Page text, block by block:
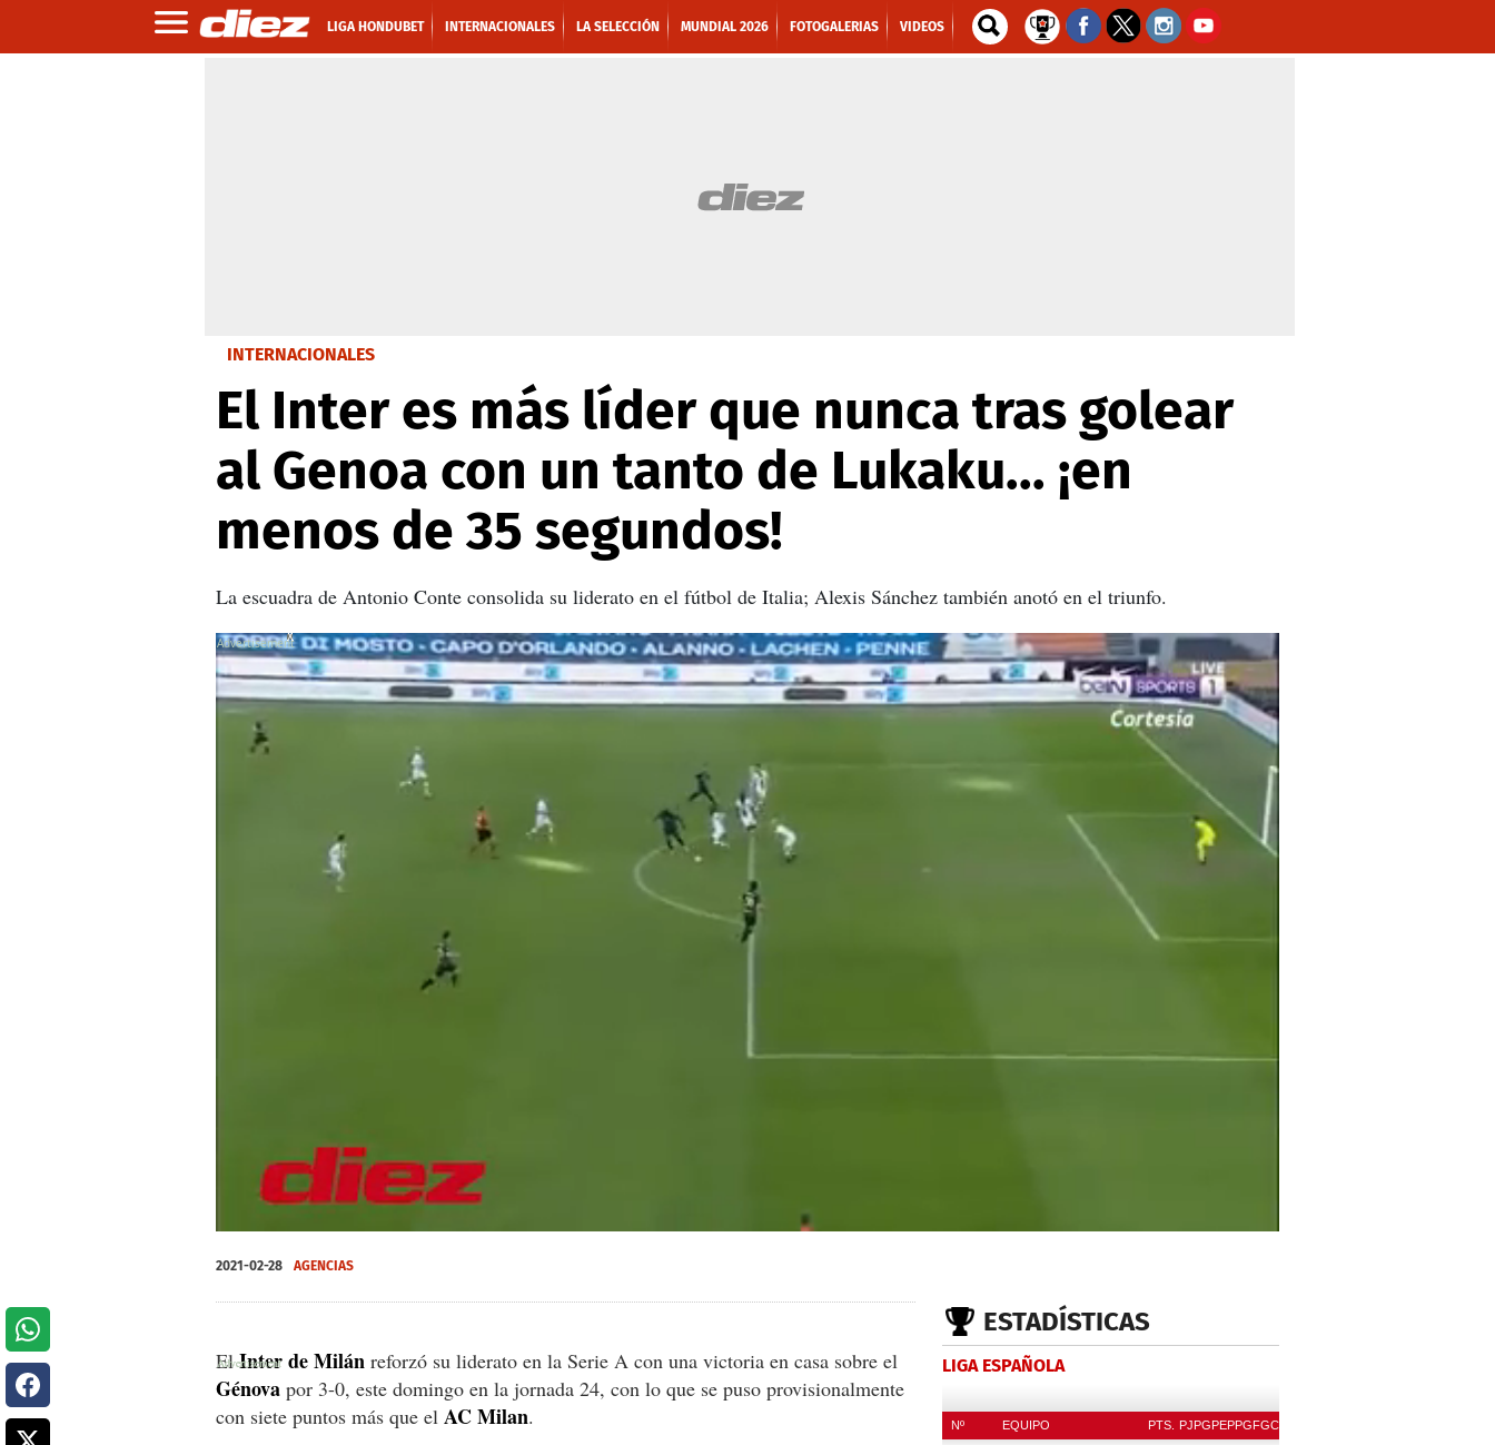
LIGA HONDUBET INTERNACIONALES LA SELECCIÓN MUNDIAL 2026 FOTOGALERIAS VIDEOS
INTERNACIONALES
El Inter es más líder que nunca tras golear
al Genoa con un tanto de Lukaku... ¡en
menos de 35 segundos!
La escuadra de Antonio Conte consolida su liderato en el fútbol de Italia; Alexis Sánchez también anotó en el triunfo.
of
1
X
X
X
2021-02-28 AGENCIAS
ElInter de Milán reforzó su liderato en la Serie A con una victoria en casa sobre el
Génova por 3-0, este domingo en la jornada 24, con lo que se puso provisionalmente
con siete puntos más que el AC Milan.
ESTADÍSTICAS
LIGA ESPAÑOLA